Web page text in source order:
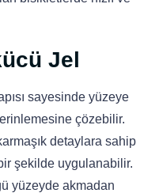
Jel
sayesinde yüzeye
çözebilir.
detaylara sahip
şekilde uygulanabilir.
yüzeyde akmadan